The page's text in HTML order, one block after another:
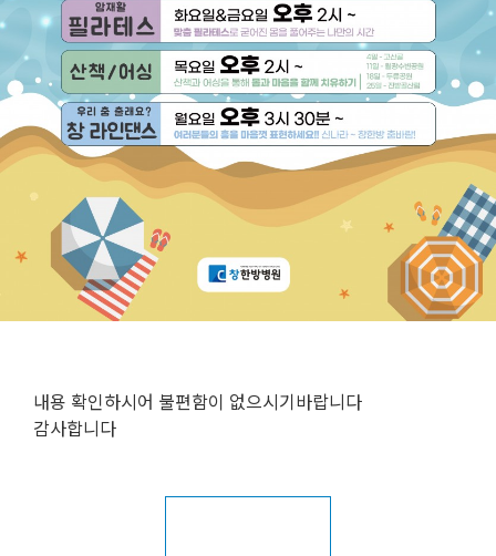
내용 확인하시어 불편함이 없으시기바랍니다
감사합니다